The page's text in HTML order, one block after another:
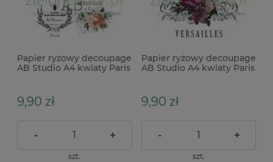
Papier ryżowy decoupage
AB Studio A4 kwiaty Paris
9,90 zł
- +
szt.
Papier ryżowy decoupage
AB Studio A4 kwiaty Paris
9,90 zł
- +
szt.